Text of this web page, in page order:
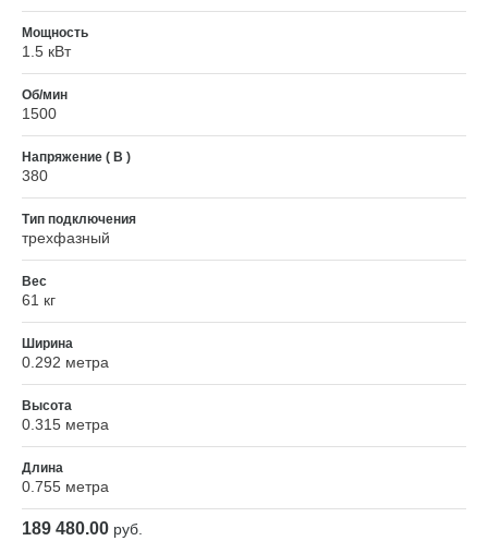
Мощность
1.5 кВт
Об/мин
1500
Напряжение ( В )
380
Тип подключения
трехфазный
Вес
61 кг
Ширина
0.292 метра
Высота
0.315 метра
Длина
0.755 метра
189 480.00 руб.